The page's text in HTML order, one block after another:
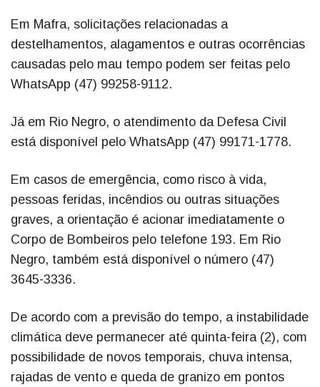
Em Mafra, solicitações relacionadas a
destelhamentos, alagamentos e outras ocorrências
causadas pelo mau tempo podem ser feitas pelo
WhatsApp (47) 99258-9112.
Já em Rio Negro, o atendimento da Defesa Civil
está disponível pelo WhatsApp (47) 99171-1778.
Em casos de emergência, como risco à vida,
pessoas feridas, incêndios ou outras situações
graves, a orientação é acionar imediatamente o
Corpo de Bombeiros pelo telefone 193. Em Rio
Negro, também está disponível o número (47)
3645-3336.
De acordo com a previsão do tempo, a instabilidade
climática deve permanecer até quinta-feira (2), com
possibilidade de novos temporais, chuva intensa,
rajadas de vento e queda de granizo em pontos